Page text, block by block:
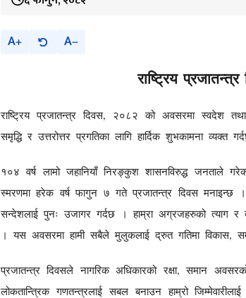
A A
राष्ट्रिय प्रजातन्त्र
राष्ट्रिय प्रजातन्त्र दिवस, २०८२ को अवसरमा स्वदेश तथा
समृद्धि र उत्तरोत्तर प्रगतिका लागि हार्दिक शुभकामना व्यक्त
१०४ वर्ष लामो जहानियाँ निरङ्कुश शासनविरुद्ध जनताले
स्मरणमा हरेक वर्ष फागुन ७ गते प्रजातन्त्र दिवस मनाइन्छ ।
सन्देशलाई पुनः उजागर गर्दछ । हाम्रा अग्रजहरुको त्याग र
।
यस अवसरमा हामी सबैले मुलुकलाई द्रुत गतिमा विकास,
प्रजातन्त्र दिवसले नागरिक अधिकारको रक्षा,समान
लोकतान्त्रिक
गणतन्त्रलाई सबल बनाउन हाम्रो जिम्मेवारीलाई